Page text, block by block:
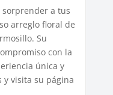
a tus
arreglo floral de
Su
con la
única y
y visita su página